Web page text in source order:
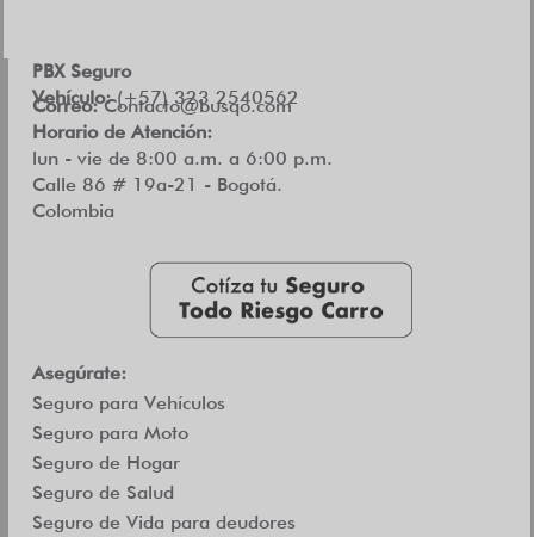
PBX Seguro
Vehículo:(+57) 323 2540562
Correo:Contacto@busqo.com
Horario de Atención:
lun - vie de 8:00 a.m. a 6:00 p.m.
Calle 86 # 19a-21 - Bogotá.
Colombia
Asegúrate:
Seguro para Vehículos
Seguro para Moto
Seguro de Hogar
Seguro de Salud
Seguro de Vida para deudores